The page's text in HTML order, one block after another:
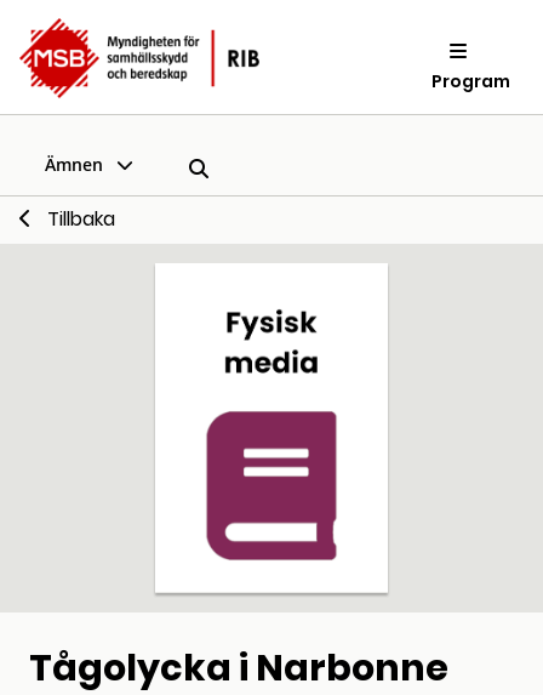
Program
Ämnen
Tillbaka
Tågolycka i Narbonne